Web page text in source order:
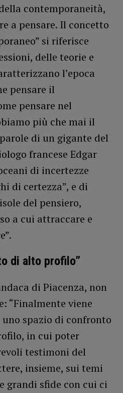
contemporaneità,
a pensare. Il concetto
si riferisce
delle teorie e
l’epoca
pensare il
pensare nel
più che mai il
di un gigante del
francese Edgar
di incertezze
di certezza”, e di
del pensiero,
a cui attraccare e
di alto profilo”
di Piacenza, non
“Finalmente viene
spazio di confronto
in cui poter
testimoni del
insieme, sui temi
grandi sfide con cui ci